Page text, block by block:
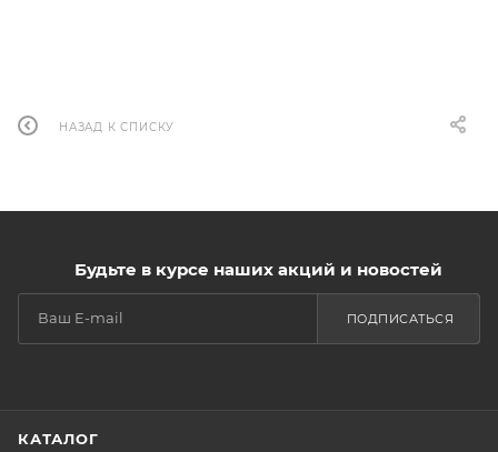
НАЗАД К СПИСКУ
Будьте в курсе наших акций и новостей
ПОДПИСАТЬСЯ
КАТАЛОГ